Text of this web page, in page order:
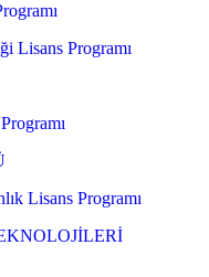
Lisans Programı
Lisans Programı